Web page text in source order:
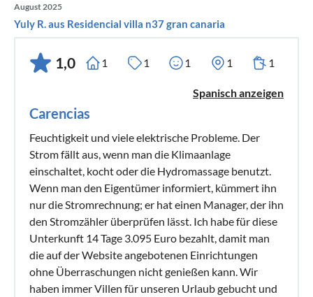
August 2025
Yuly R. aus Residencial villa n37 gran canaria
1,0 1 1 1 1 1
Spanisch anzeigen
Carencias
Feuchtigkeit und viele elektrische Probleme. Der
Strom fällt aus, wenn man die Klimaanlage
einschaltet, kocht oder die Hydromassage benutzt.
Wenn man den Eigentümer informiert, kümmert ihn
nur die Stromrechnung; er hat einen Manager, der ihn
den Stromzähler überprüfen lässt. Ich habe für diese
Unterkunft 14 Tage 3.095 Euro bezahlt, damit man
die auf der Website angebotenen Einrichtungen
ohne Überraschungen nicht genießen kann. Wir
haben immer Villen für unseren Urlaub gebucht und